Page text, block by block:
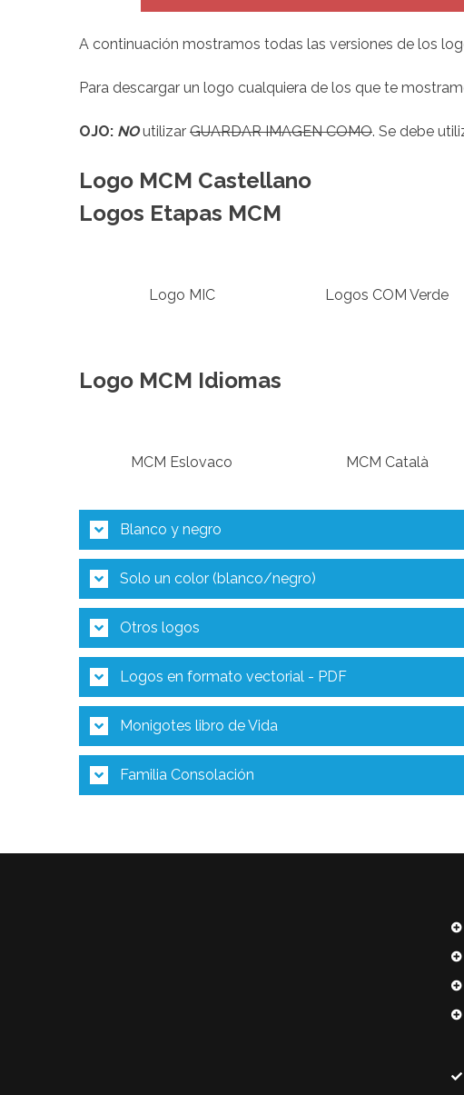
A continuación mostramos todas las versiones de los
Para descargar un logo cualquiera de los que te
OJO: NOutilizar GUARDAR IMAGEN COMO. Se debe
Logo MCM Castellano
Logos Etapas MCM
Logo MIC Logos COM Verde
Logo MCM Idiomas
MCM Eslovaco MCM Català
Blanco y negro
Solo un color (blanco/negro)
Otros logos
Logos en formato vectorial - PDF
Monigotes libro de Vida
Familia Consolación